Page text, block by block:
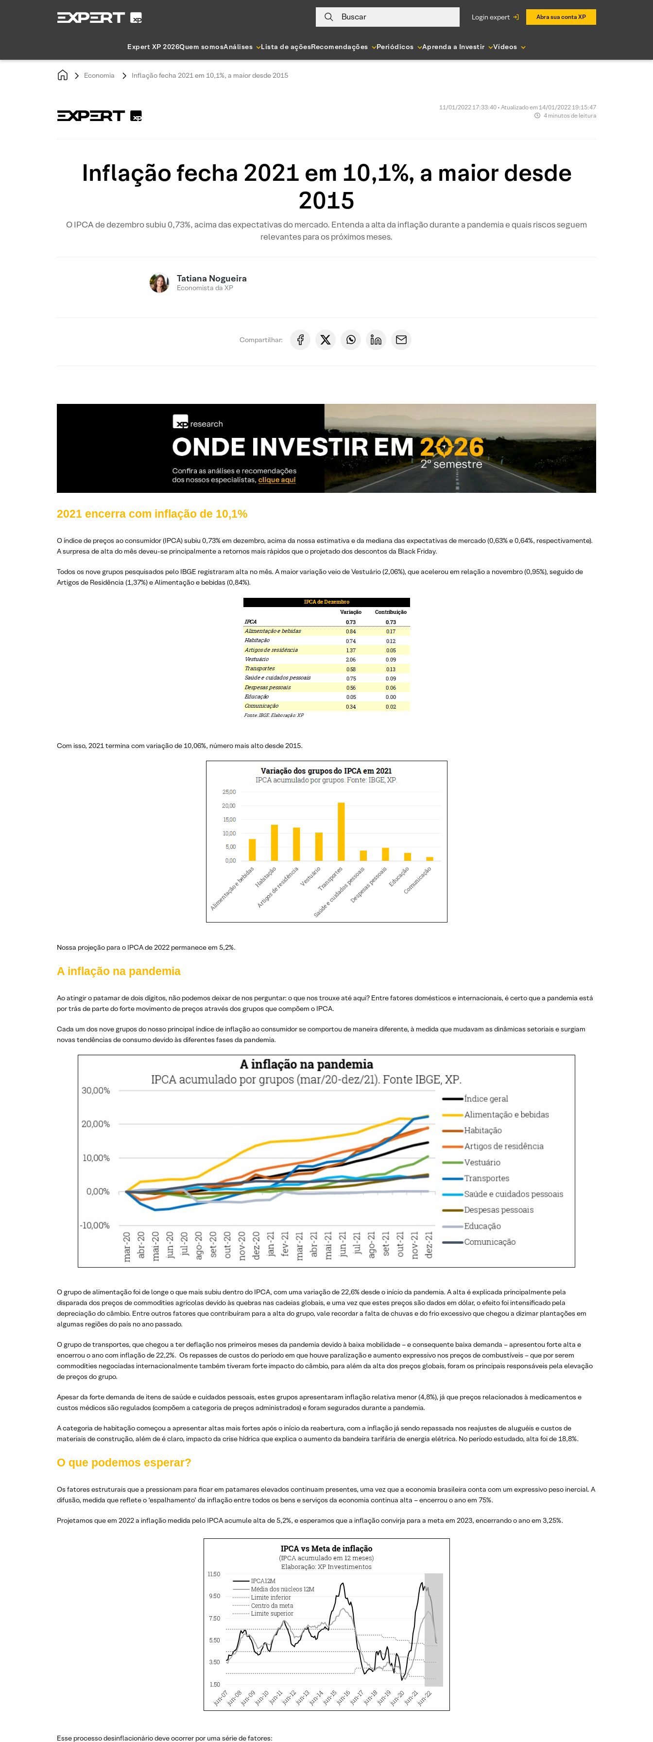
Buscar login expert Abra sua conta XP
Expert XP 2026Quem somosAnálises Lista de açõesRecomendações Periódicos Aprenda a Investir Vídeos
Economia Inflação fecha 2021 em 10,1%, a maior desde 2015
11/01/2022 17:33:40 • Atualizado em 14/01/2022 19:15:47
4 minutos de leitura
Inflação fecha 2021 em 10,1%, a maior desde
2015
O IPCA de dezembro subiu 0,73%, acima das expectativas do mercado. Entenda a alta da inflação durante a pandemia e quais riscos seguem
relevantes para os próximos meses.
Tatiana Nogueira
Economista da XP
Compartilhar:
2021 encerra com inflação de 10,1%
O índice de preços ao consumidor (IPCA) subiu 0,73% em dezembro, acima da nossa estimativa e da mediana das expectativas de mercado (0,63% e 0,64%, respectivamente).
A surpresa de alta do mês deveu-se principalmente a retornos mais rápidos que o projetado dos descontos da Black Friday.
Todos os nove grupos pesquisados pelo IBGE registraram alta no mês. A maior variação veio de Vestuário (2,06%), que acelerou em relação a novembro (0,95%), seguido de
Artigos de Residência (1,37%) e Alimentação e bebidas (0,84%).
Com isso, 2021 termina com variação de 10,06%, número mais alto desde 2015.
Nossa projeção para o IPCA de 2022 permanece em 5,2%.
A inflação na pandemia
Ao atingir o patamar de dois dígitos, não podemos deixar de nos perguntar: o que nos trouxe até aqui? Entre fatores domésticos e internacionais, é certo que a pandemia está
por trás de parte do forte movimento de preços através dos grupos que compõem o IPCA.
Cada um dos nove grupos do nosso principal índice de inflação ao consumidor se comportou de maneira diferente, à medida que mudavam as dinâmicas setoriais e surgiam
novas tendências de consumo devido às diferentes fases da pandemia.
O grupo de alimentação foi de longe o que mais subiu dentro do IPCA, com uma variação de 22,6% desde o início da pandemia. A alta é explicada principalmente pela
disparada dos preços de commodities agrícolas devido às quebras nas cadeias globais, e uma vez que estes preços são dados em dólar, o efeito foi intensificado pela
depreciação do câmbio. Entre outros fatores que contribuíram para a alta do grupo, vale recordar a falta de chuvas e do frio excessivo que chegou a dizimar plantações em
algumas regiões do país no ano passado.
O grupo de transportes, que chegou a ter deflação nos primeiros meses da pandemia devido à baixa mobilidade – e consequente baixa demanda – apresentou forte alta e
encerrou o ano com inflação de 22,2%. Os repasses de custos do período em que houve paralização e aumento expressivo nos preços de combustíveis – que por serem
commodities negociadas internacionalmente também tiveram forte impacto do câmbio, para além da alta dos preços globais, foram os principais responsáveis pela elevação
de preços do grupo.
Apesar da forte demanda de itens de saúde e cuidados pessoais, estes grupos apresentaram inflação relativa menor (4,8%), já que preços relacionados à medicamentos e
custos médicos são regulados (compõem a categoria de preços administrados) e foram segurados durante a pandemia.
A categoria de habitação começou a apresentar altas mais fortes após o início da reabertura, com a inflação já sendo repassada nos reajustes de aluguéis e custos de
materiais de construção, além de é claro, impacto da crise hídrica que explica o aumento da bandeira tarifária de energia elétrica. No período estudado, alta foi de 18,8%.
O que podemos esperar?
Os fatores estruturais que a pressionam para ficar em patamares elevados continuam presentes, uma vez que a economia brasileira conta com um expressivo peso inercial. A
difusão, medida que reflete o ‘espalhamento’ da inflação entre todos os bens e serviços da economia continua alta – encerrou o ano em 75%.
Projetamos que em 2022 a inflação medida pelo IPCA acumule alta de 5,2%, e esperamos que a inflação convirja para a meta em 2023, encerrando o ano em 3,25%.
Esse processo desinflacionário deve ocorrer por uma série de fatores: